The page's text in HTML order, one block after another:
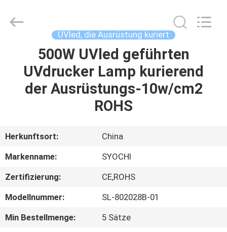
PRODUKTE
UNS
AUSFLUG
QUALITÄTSKONTROLLE
Electronics
UVled, die Ausrüstung kuriert
500W UVled geführten
UVdrucker Lamp kurierend
der Ausrüstungs-10w/cm2
ROHS
Herkunftsort:
China
Markenname:
SYOCHI
Zertifizierung:
CE,ROHS
Modellnummer:
SL-802028B-01
Min Bestellmenge:
5 Sätze